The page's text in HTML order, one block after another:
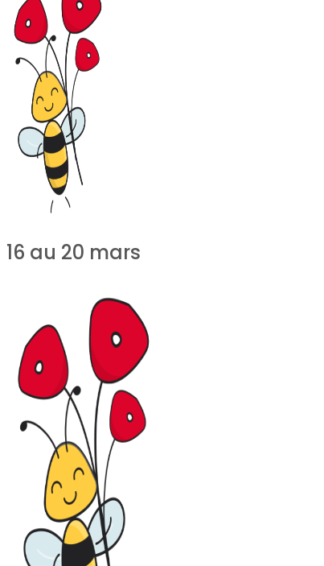
16 au 20 mars